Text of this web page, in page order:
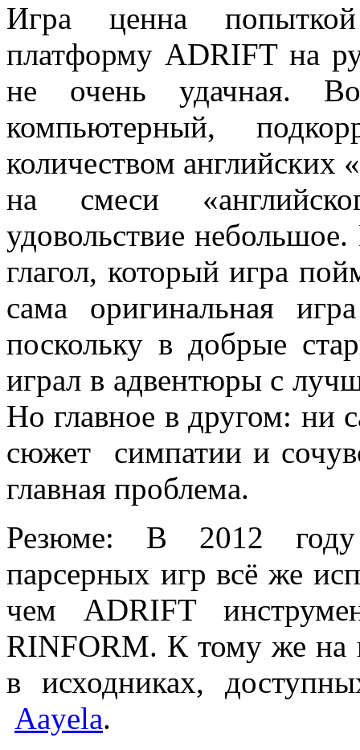
Игра ценна
платформу ADRIFT на
не очень удачная.
компьютерный,
количеством английских
на смеси
удовольствие
глагол, который игра
сама оригинальная
поскольку в добрые
играл в адвентюры с
Но главное в другом: ни
сюжет симпатии и
главная проблема.
Резюме: В 2012 году
парсерных игр всё же
чем ADRIFT
RINFORM. К тому же на
в исходниках,
Aayela.